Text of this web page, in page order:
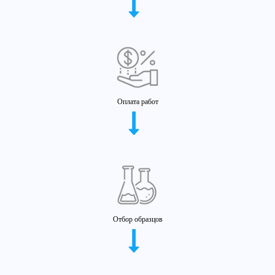
Оплата работ
Отбор образцов